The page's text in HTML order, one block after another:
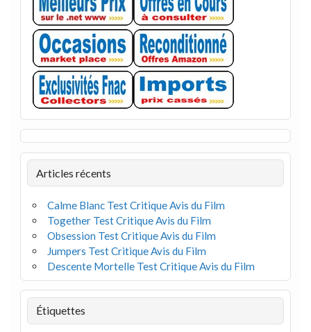
Articles récents
Calme Blanc Test Critique Avis du Film
Together Test Critique Avis du Film
Obsession Test Critique Avis du Film
Jumpers Test Critique Avis du Film
Descente Mortelle Test Critique Avis du Film
Étiquettes